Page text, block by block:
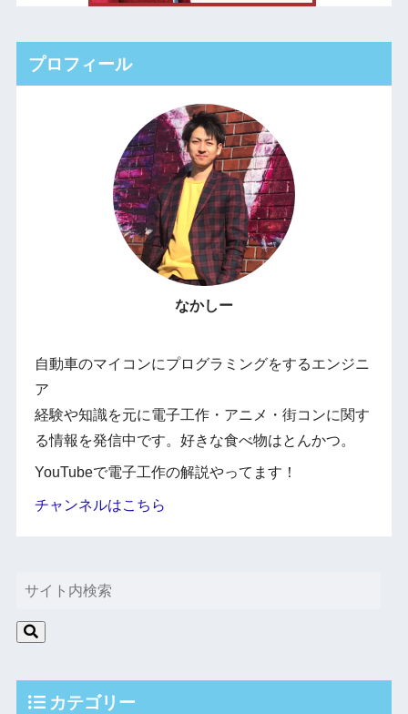
プロフィール
なかしー
自動車のマイコンにプログラミングをするエンジニ
ア
経験や知識を元に電子工作・アニメ・街コンに関す
る情報を発信中です。好きな食べ物はとんかつ。
YouTubeで電子工作の解説やってます！
チャンネルはこちら
カテゴリー